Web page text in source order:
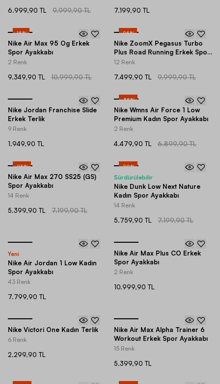
6.999,90 TL 9.999,90 TL 7.199,90 TL
-15%
Nike Air Max 95 Og Erkek
Spor Ayakkabı
2 Renk
9.349,90 TL 10.999,90 TL
-25%
Nike ZoomX Pegasus Turbo
Plus Road Running Erkek Spor
Ayakkabı
12 Renk
7.499,90 TL 9.999,90 TL
Nike Jordan Franchise Slide
Erkek Terlik
9 Renk
1.949,90 TL
-35%
Nike Wmns Air Force 1 Low
Premium Kadın Spor Ayakkabı
2 Renk
4.479,90 TL 6.899,90 TL
-25%
Nike Air Max 270 SS25 (GS)
Spor Ayakkabı
14 Renk
5.399,90 TL 7.199,90 TL
-20%
Sürdürülebilir
Nike Dunk Low Next Nature
Kadın Spor Ayakkabı
14 Renk
5.759,90 TL 7.199,90 TL
Yeni
Nike Air Jordan 1 Low Kadın
Spor Ayakkabı
43 Renk
7.799,90 TL
Nike Air Max Plus CO Erkek
Spor Ayakkabı
2 Renk
10.999,90 TL
Nike Victori One Kadın Terlik
6 Renk
2.299,90 TL
Nike Air Max Alpha Trainer 6
Workout Erkek Spor Ayakkabı
15 Renk
5.399,90 TL